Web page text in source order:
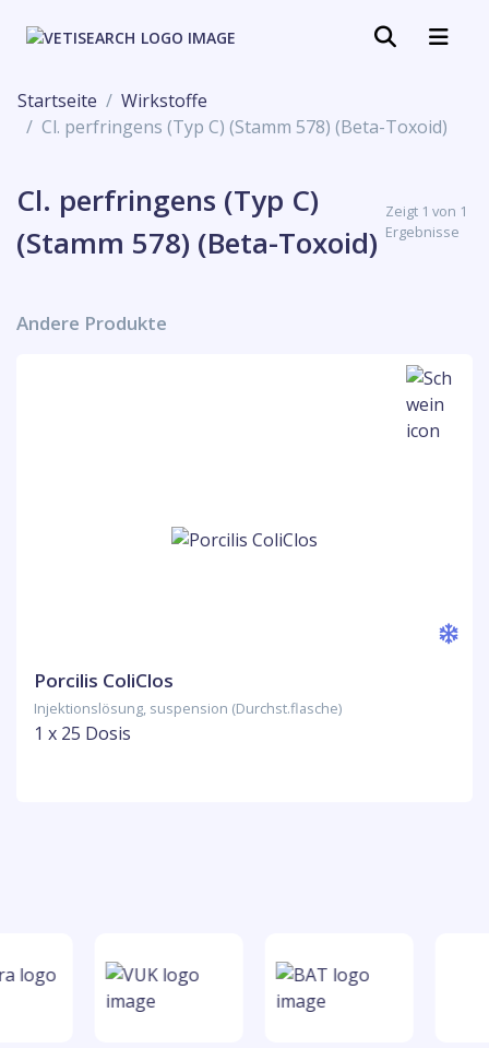
Startseite
Wirkstoffe
Cl. perfringens (Typ C) (Stamm 578) (Beta-Toxoid)
Cl. perfringens (Typ C)
(Stamm 578) (Beta-Toxoid)
Zeigt 1 von 1
Ergebnisse
Andere Produkte
Porcilis ColiClos
Injektionslösung, suspension (Durchst.flasche)
1 x 25 Dosis